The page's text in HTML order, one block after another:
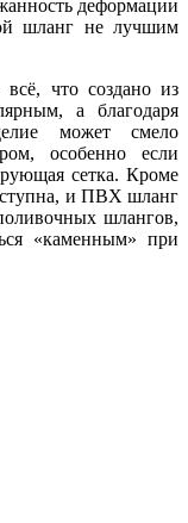
деформации
шланг не лучшим
что создано из
а благодаря
может смело
особенно если
сетка. Кроме
и ПВХ шланг
шлангов,
«каменным» при